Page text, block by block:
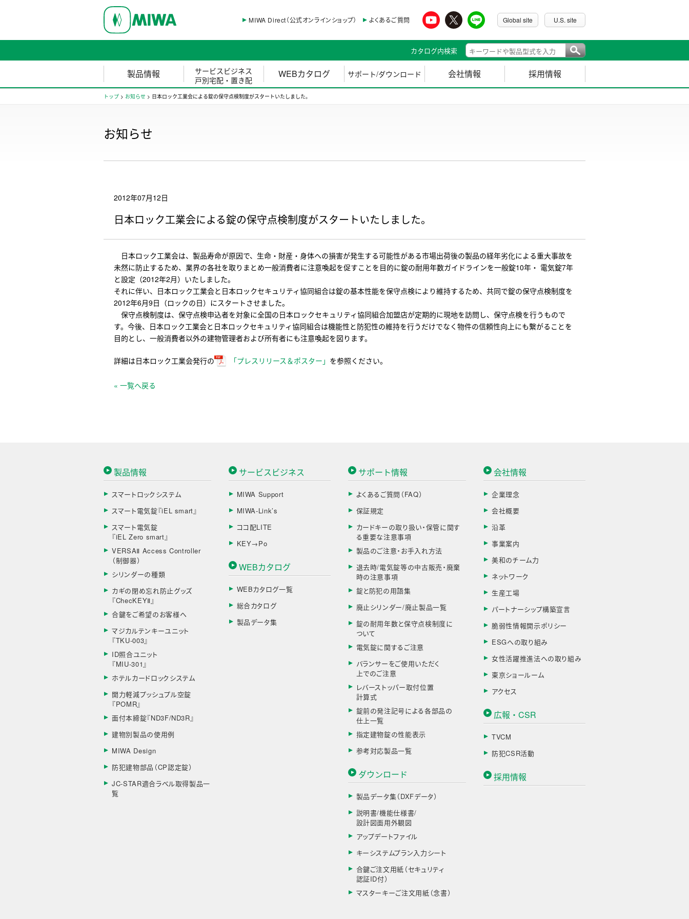
MIWA Direct（公式オンラインショップ） よくあるご質問 Global site U.S. site
カタログ内検索
製品情報
サービスビジネス
戸別宅配・置き配
WEBカタログ サポート/ダウンロード 会社情報 採用情報
トップ > お知らせ > 日本ロック工業会による錠の保守点検制度がスタートいたしました。
お知らせ
2012年07月12日
日本ロック工業会による錠の保守点検制度がスタートいたしました。
日本ロック工業会は、製品寿命が原因で、生命・財産・身体への損害が発生する可能性がある市場出荷後の製品の経年劣化による重大事故を
未然に防止するため、業界の各社を取りまとめ一般消費者に注意喚起を促すことを目的に錠の耐用年数ガイドラインを一般錠10年・ 電気錠7年
と設定（2012年2月）いたしました。
それに伴い、日本ロック工業会と日本ロックセキュリティ協同組合は錠の基本性能を保守点検により維持するため、共同で錠の保守点検制度を
2012年6月9日（ロックの日）にスタートさせました。
保守点検制度は、保守点検申込者を対象に全国の日本ロックセキュリティ協同組合加盟店が定期的に現地を訪問し、保守点検を行うもので
す。今後、日本ロック工業会と日本ロックセキュリティ協同組合は機能性と防犯性の維持を行うだけでなく物件の信頼性向上にも繋がることを
目的とし、一般消費者以外の建物管理者および所有者にも注意喚起を図ります。
詳細は日本ロック工業会発行の 「プレスリリース＆ポスター」 を参照ください。
« 一覧へ戻る
製品情報
スマートロックシステム
スマート電気錠『iEL smart』
スマート電気錠
『iEL Zero smart』
VERSAⅡ Access Controller
（制御器）
シリンダーの種類
カギの閉め忘れ防止グッズ
『ChecKEYⅡ』
合鍵をご希望のお客様へ
マジカルテンキーユニット
『TKU-003』
ID照合ユニット
『MIU-301』
ホテルカードロックシステム
開力軽減プッシュプル空錠
『POMR』
面付本締錠『ND3F/ND3R』
建物別製品の使用例
MIWA Design
防犯建物部品（CP認定錠）
JC-STAR適合ラベル取得製品一
覧
サービスビジネス
MIWA Support
MIWA-Link’s
ココ配LITE
KEY→Po
WEBカタログ
WEBカタログ一覧
総合カタログ
製品データ集
サポート情報
よくあるご質問（FAQ）
保証規定
カードキーの取り扱い・保管に関す
る重要な注意事項
製品のご注意・お手入れ方法
退去時/電気錠等の中古販売・廃棄
時の注意事項
錠と防犯の用語集
廃止シリンダー/廃止製品一覧
錠の耐用年数と保守点検制度に
ついて
電気錠に関するご注意
バランサーをご使用いただく
上でのご注意
レバーストッパー取付位置
計算式
錠前の発注記号による各部品の
仕上一覧
指定建物錠の性能表示
参考対応製品一覧
ダウンロード
製品データ集（DXFデータ）
説明書/機能仕様書/
設計図面用外観図
アップデートファイル
キーシステムプラン入力シート
合鍵ご注文用紙（セキュリティ
認証ID付）
マスターキーご注文用紙（念書）
会社情報
企業理念
会社概要
沿革
事業案内
美和のチーム力
ネットワーク
生産工場
パートナーシップ構築宣言
脆弱性情報開示ポリシー
ESGへの取り組み
女性活躍推進法への取り組み
東京ショールーム
アクセス
広報・CSR
TVCM
防犯CSR活動
採用情報